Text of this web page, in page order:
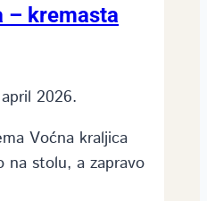
– kremasta
2026.
Voćna kraljica
na stolu, a zapravo